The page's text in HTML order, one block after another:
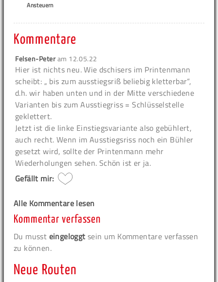
Ansteuern
Kommentare
Felsen-Peteram 12.05.22
Hier ist nichts neu. Wie dschisers im Printenmann
scheibt: „ bis zum ausstiegsriß beliebig kletterbar“,
d.h. wir haben unten und in der Mitte verschiedene
Varianten bis zum Ausstiegriss = Schlüsselstelle
geklettert.
Jetzt ist die linke Einstiegsvariante also gebühlert,
auch recht. Wenn im Ausstiegsriss noch ein Bühler
gesetzt wird, sollte der Printenmann mehr
Wiederholungen sehen. Schön ist er ja.
Gefällt mir:
Alle Kommentare lesen
Kommentar verfassen
Du musst eingeloggt sein um Kommentare verfassen
zu können.
Neue Routen